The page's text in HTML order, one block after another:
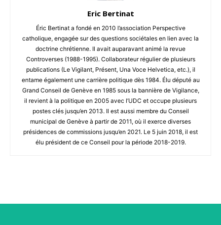
Eric Bertinat
Éric Bertinat a fondé en 2010 l’association Perspective
catholique, engagée sur des questions sociétales en lien avec la
doctrine chrétienne. Il avait auparavant animé la revue
Controverses (1988-1995). Collaborateur régulier de plusieurs
publications (Le Vigilant, Présent, Una Voce Helvetica, etc.), il
entame également une carrière politique dès 1984. Élu député au
Grand Conseil de Genève en 1985 sous la bannière de Vigilance,
il revient à la politique en 2005 avec l’UDC et occupe plusieurs
postes clés jusqu’en 2013. Il est aussi membre du Conseil
municipal de Genève à partir de 2011, où il exerce diverses
présidences de commissions jusqu’en 2021. Le 5 juin 2018, il est
élu président de ce Conseil pour la période 2018-2019.